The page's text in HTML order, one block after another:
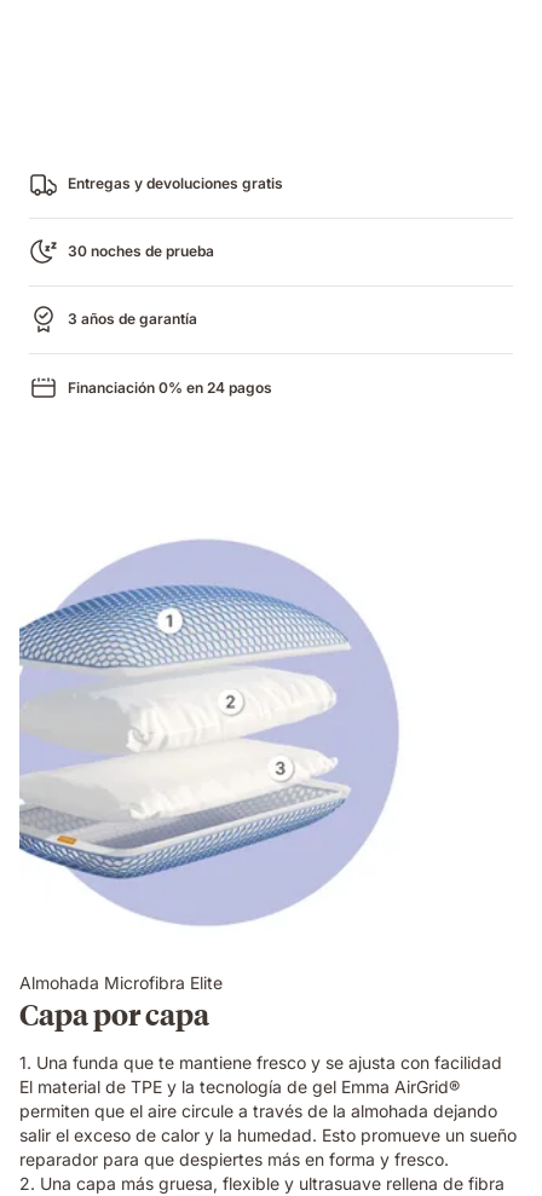
Entregas y devoluciones gratis
30 noches de prueba
3 años de garantía
Financiación 0% en 24 pagos
Almohada Microfibra Elite
Capa por capa
1. Una funda que te mantiene fresco y se ajusta con facilidad
El material de TPE y la tecnología de gel Emma AirGrid®
permiten que el aire circule a través de la almohada dejando
salir el exceso de calor y la humedad. Esto promueve un sueño
reparador para que despiertes más en forma y fresco.
2. Una capa más gruesa, flexible y ultrasuave rellena de fibra